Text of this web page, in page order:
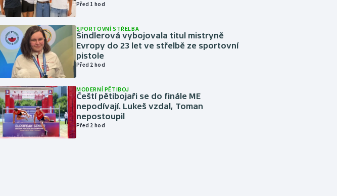
Před 1 hod
SPORTOVNÍ STŘELBA
Šindlerová vybojovala titul mistryně
Evropy do 23 let ve střelbě ze sportovní
pistole
Před 2 hod
MODERNÍ PĚTIBOJ
Čeští pětibojaři se do finále ME
nepodívají. Lukeš vzdal, Toman
nepostoupil
Před 2 hod